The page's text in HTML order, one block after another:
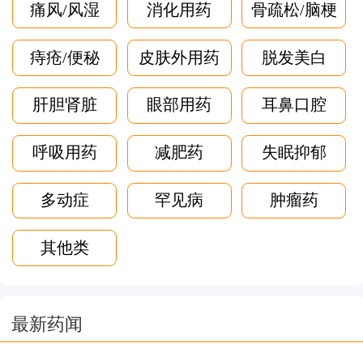
痛风/风湿 消化用药 骨疏松/脑梗
痔疮/便秘 皮肤外用药 脱发美白
肝胆肾脏 眼部用药 耳鼻口腔
呼吸用药 减肥药 失眠抑郁
多动症 罕见病 肿瘤药
其他类
最新药闻